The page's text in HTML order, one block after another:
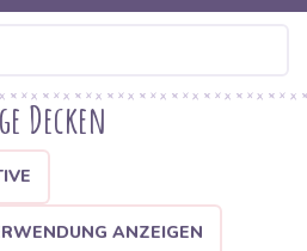
Decken
ANZEIGEN